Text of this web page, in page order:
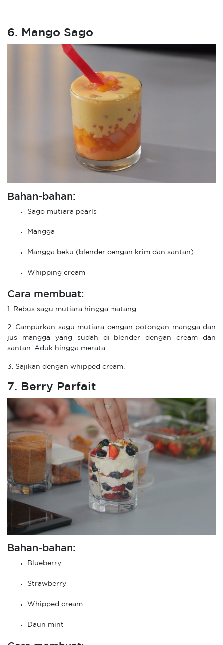
6. Mango Sago
Bahan-bahan:
Sago mutiara pearls
Mangga
Mangga beku (blender dengan krim dan santan)
Whipping cream
Cara membuat:
1. Rebus sagu mutiara hingga matang.
2. Campurkan sagu mutiara dengan potongan mangga dan
jus mangga yang sudah di blender dengan cream dan
santan. Aduk hingga merata
3. Sajikan dengan whipped cream.
7. Berry Parfait
Bahan-bahan:
Blueberry
Strawberry
Whipped cream
Daun mint